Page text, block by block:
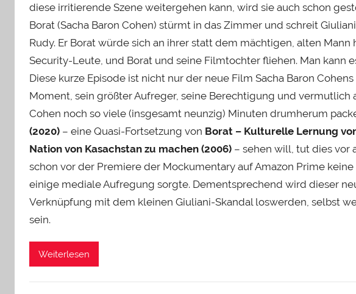
diese irritierende Szene weitergehen kann, wird sie auch schon
Borat (Sacha Baron Cohen) stürmt in das Zimmer und schreit
Rudy. Er Borat würde sich an ihrer statt dem mächtigen, alten
Security-Leute, und Borat und seine Filmtochter fliehen. Man kann
Diese kurze Episode ist nicht nur der neue Film Sacha Baron
Moment, sein größter Aufreger, seine Berechtigung und vermutlich
Cohen noch so viele (insgesamt neunzig) Minuten drumherum
(2020) – eine Quasi-Fortsetzung von Borat – Kulturelle Lernung
Nation von Kasachstan zu machen (2006) – sehen will, tut dies vor
schon vor der Premiere der Mockumentary auf Amazon Prime
einige mediale Aufregung sorgte. Dementsprechend wird dieser
Verknüpfung mit dem kleinen Giuliani-Skandal loswerden, selbst
sein.
Weiterlesen